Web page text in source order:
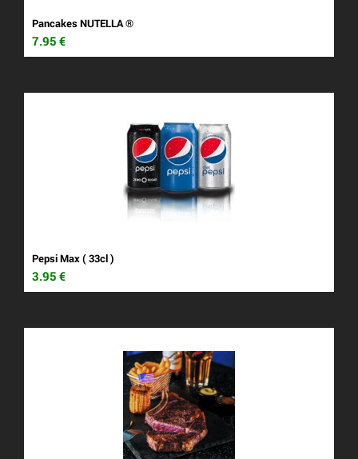
Pancakes NUTELLA ®
7.95 €
Pepsi Max ( 33cl )
3.95 €